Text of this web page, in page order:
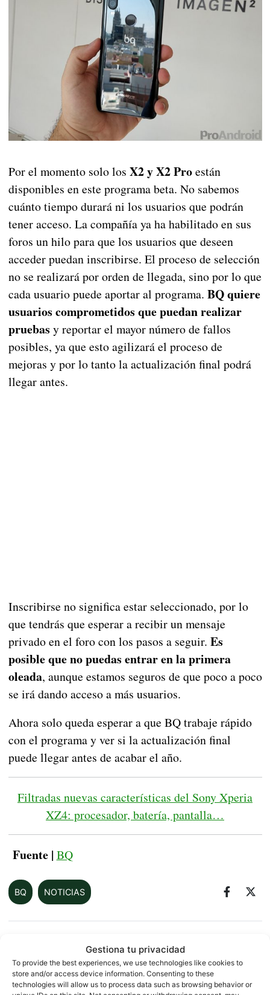
Gestiona tu privacidad
To provide the best experiences, we use technologies like cookies to
store and/or access device information. Consenting to these
technologies will allow us to process data such as browsing behavior or
Por el momento solo los X2 y X2 Proestán
disponibles en este programa beta. No sabemos
cuánto tiempo durará ni los usuarios que podrán
tener acceso. La compañía ya ha habilitado en sus
foros un hilo para que los usuarios que deseen
acceder puedan inscribirse. El proceso de selección
no se realizará por orden de llegada, sino por lo que
cada usuario puede aportar al programa. BQ quiere
usuarios comprometidos que puedan realizar
pruebas y reportar el mayor número de fallos
posibles, ya que esto agilizará el proceso de
mejoras y por lo tanto la actualización final podrá
llegar antes.
Inscribirse no significa estar seleccionado, por lo
que tendrás que esperar a recibir un mensaje
privado en el foro con los pasos a seguir. Es
posible que no puedas entrar en la primera
oleada, aunque estamos seguros de que poco a poco
se irá dando acceso a más usuarios.
Ahora solo queda esperar a que BQ trabaje rápido
con el programa y ver si la actualización final
puede llegar antes de acabar el año.
Filtradas nuevas características del Sony Xperia
XZ4: procesador, batería, pantalla…
Fuente | BQ
BQ NOTICIAS
Sobre este autor